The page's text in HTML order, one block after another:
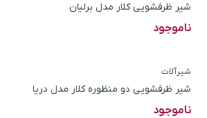
شیر ظرفشویی کلار مدل برلیان
ناموجود
شیرآلات
شیر ظرفشویی دو منظوره کلار مدل دریا
ناموجود